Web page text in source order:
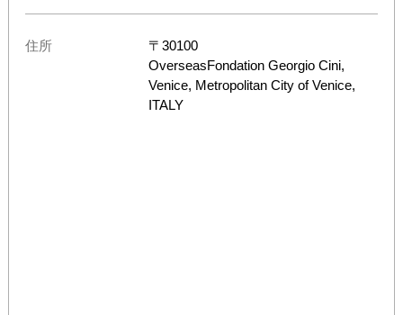
住所 〒 30100
OverseasFondation Georgio Cini,
Venice, Metropolitan City of Venice,
ITALY